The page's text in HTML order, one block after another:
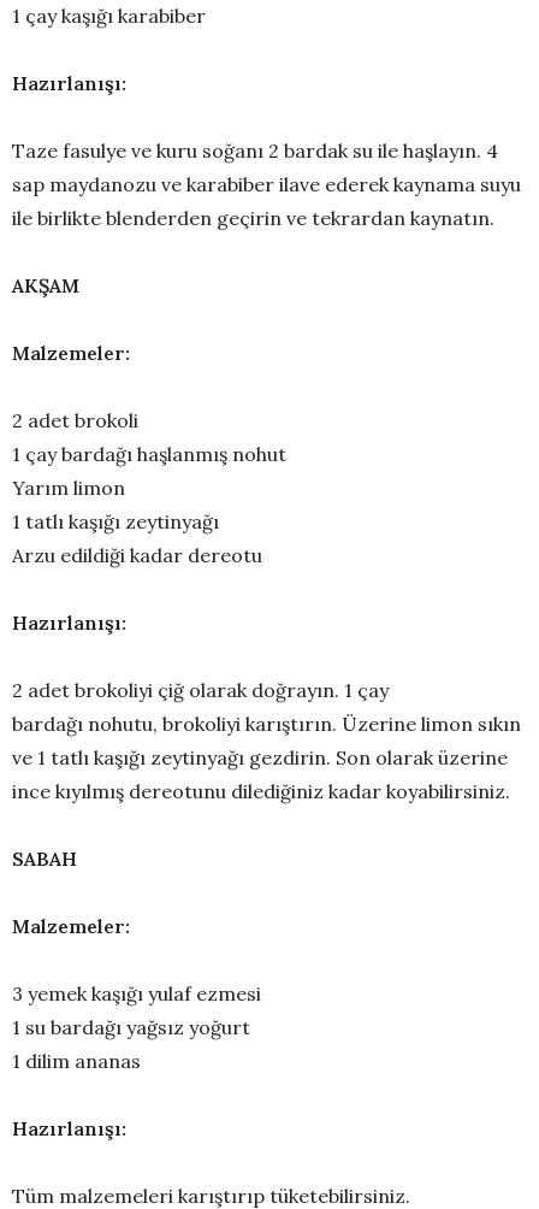
1 çay kaşığı karabiber
Hazırlanışı:
Taze fasulye ve kuru soğanı 2 bardak su ile haşlayın. 4
sap maydanozu ve karabiber ilave ederek kaynama suyu
ile birlikte blenderden geçirin ve tekrardan kaynatın.
AKŞAM
Malzemeler:
2 adet brokoli
1 çay bardağı haşlanmış nohut
Yarım limon
1 tatlı kaşığı zeytinyağı
Arzu edildiği kadar dereotu
Hazırlanışı:
2 adet brokoliyi çiğ olarak doğrayın. 1 çay
bardağı nohutu, brokoliyi karıştırın. Üzerine limon sıkın
ve 1 tatlı kaşığı zeytinyağı gezdirin. Son olarak üzerine
ince kıyılmış dereotunu dilediğiniz kadar koyabilirsiniz.
SABAH
Malzemeler:
3 yemek kaşığı yulaf ezmesi
1 su bardağı yağsız yoğurt
1 dilim ananas
Hazırlanışı:
Tüm malzemeleri karıştırıp tüketebilirsiniz.